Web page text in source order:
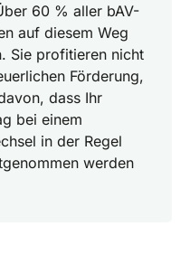
60 % aller bAV-
auf diesem Weg
Sie profitieren nicht
Förderung,
dass Ihr
bei einem
in der Regel
werden